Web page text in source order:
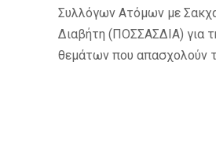
Συλλόγων Ατόμων με
Διαβήτη (ΠΟΣΣΑΣΔΙΑ) για
θεμάτων που απασχολούν